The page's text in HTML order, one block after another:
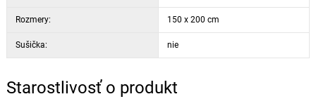
Rozmery: 150 x 200 cm
Sušička: nie
Starostlivosť o produkt